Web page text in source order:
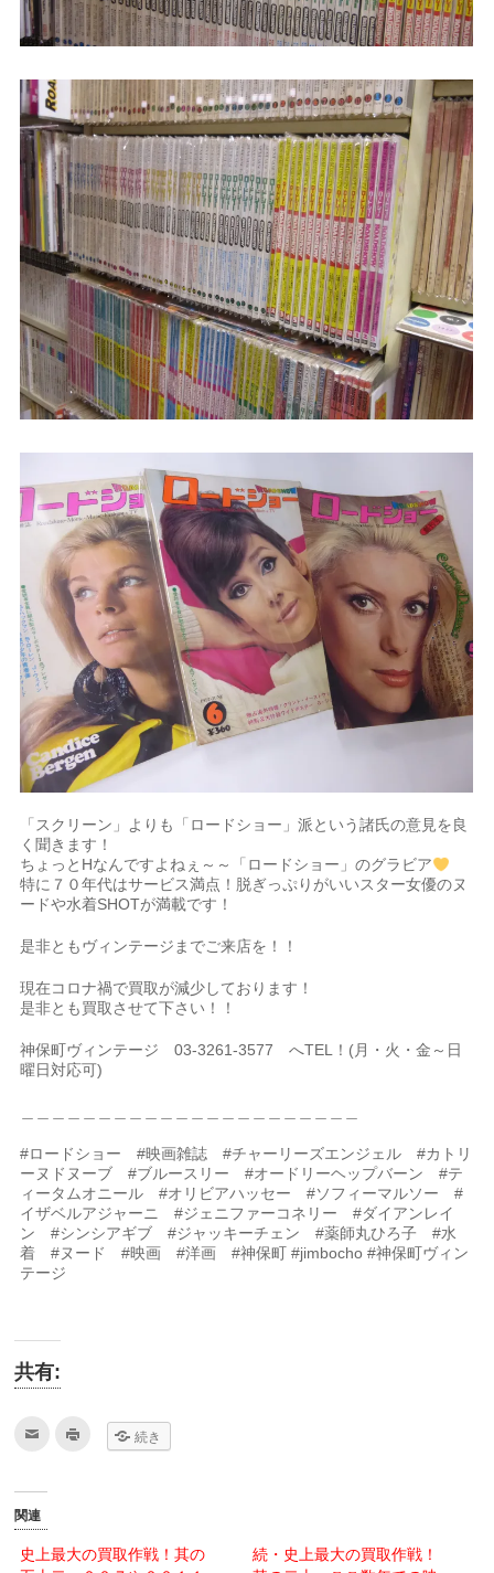
「スクリーン」よりも「ロードショー」派という諸氏の意見を良
く聞きます！
ちょっとHなんですよねぇ～～「ロードショー」のグラビア
特に７０年代はサービス満点！脱ぎっぷりがいいスター女優のヌ
ードや水着SHOTが満載です！
是非ともヴィンテージまでご来店を！！
現在コロナ禍で買取が減少しております！
是非とも買取させて下さい！！
神保町ヴィンテージ 03-3261-3577 へTEL！(月・火・金～日
曜日対応可)
#ロードショー #映画雑誌 #チャーリーズエンジェル #カトリ
ーヌドヌーブ #ブルースリー #オードリーヘップバーン #テ
ィータムオニール #オリビアハッセー #ソフィーマルソー #
イザベルアジャーニ #ジェニファーコネリー #ダイアンレイ
ン #シンシアギブ #ジャッキーチェン #薬師丸ひろ子 #水
着 #ヌード #映画 #洋画 #神保町 #jimbocho #神保町ヴィン
テージ
共有:
て
メ
ー
し
い
続き
関連
史上最大の買取作戦！其の
続・史上最大の買取作戦！